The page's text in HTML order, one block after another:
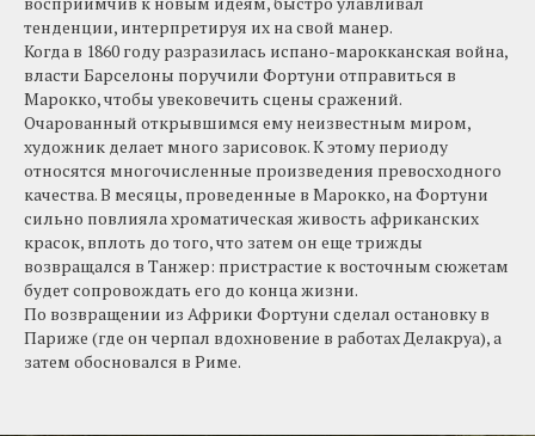
тенденции, интерпретируя их на свой манер.
Когда в 1860 году разразилась испано-марокканская война,
власти Барселоны поручили Фортуни отправиться в
Марокко, чтобы увековечить сцены сражений.
Очарованный открывшимся ему неизвестным миром,
художник делает много зарисовок. К этому периоду
относятся многочисленные произведения превосходного
качества. В месяцы, проведенные в Марокко, на Фортуни
сильно повлияла хроматическая живость африканских
красок, вплоть до того, что затем он еще трижды
возвращался в Танжер: пристрастие к восточным сюжетам
будет сопровождать его до конца жизни.
По возвращении из Африки Фортуни сделал остановку в
Париже (где он черпал вдохновение в работах Делакруа), а
затем обосновался в Риме.